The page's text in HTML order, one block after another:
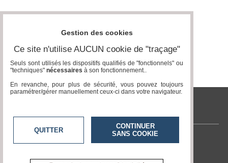
tvcitoyenne.com
Contactez-nous
Gestion des cookies
Ce site n'utilise AUCUN cookie de "traçage"
Seuls sont utilisés les dispositifs qualifiés de "fonctionnels" ou
"techniques" nécessaires à son fonctionnement..
En revanche, pour plus de sécurité, vous pouvez toujours
paramétrer/gérer manuellement ceux-ci dans votre navigateur.
QUITTER
CONTINUER
SANS COOKIE